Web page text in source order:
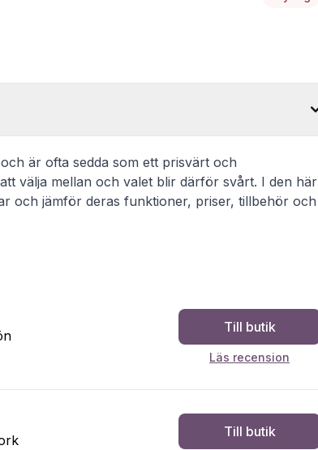
är ofta sedda som ett prisvärt och
välja mellan och valet blir därför svårt. I den här
och jämför deras funktioner, priser, tillbehör och
Till butik
Läs recension
Till butik